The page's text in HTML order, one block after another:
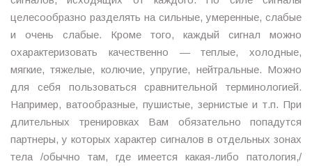
целесообразно разделять на сильные, умеренные, слабые
и очень слабые. Кроме того, каждый сигнал можно
охарактеризовать качественно — теплые, холодные,
мягкие, тяжелые, колючие, упругие, нейтральные. Можно
для себя пользоваться сравнительной терминологией.
Например, ватообразные, пушистые, зернистые и т.п. При
длительных тренировках Вам обязательно попадутся
партнеры, у которых характер сигналов в отдельных зонах
тела /обычно там, где имеется какая-либо патология,/